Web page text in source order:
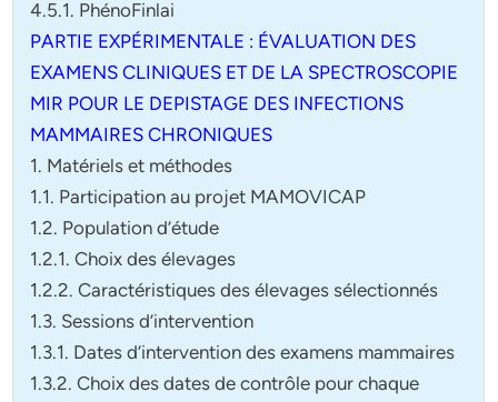
4.5.1. PhénoFinlai
PARTIE EXPÉRIMENTALE : ÉVALUATION DES
EXAMENS CLINIQUES ET DE LA SPECTROSCOPIE
MIR POUR LE DEPISTAGE DES INFECTIONS
MAMMAIRES CHRONIQUES
1. Matériels et méthodes
1.1. Participation au projet MAMOVICAP
1.2. Population d’étude
1.2.1. Choix des élevages
1.2.2. Caractéristiques des élevages sélectionnés
1.3. Sessions d’intervention
1.3.1. Dates d’intervention des examens mammaires
1.3.2. Choix des dates de contrôle pour chaque